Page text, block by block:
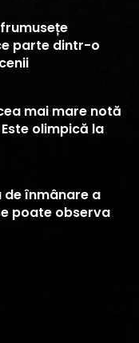
parte dintr-o
mai mare notă
olimpică la
înmânare a
poate observa